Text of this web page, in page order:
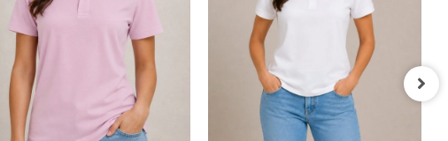
Anneler Günü Hediye Anne Kız Temalı Baskılı Oversize Bisiklet Yaka T-shirt - Siyah
TR-11014